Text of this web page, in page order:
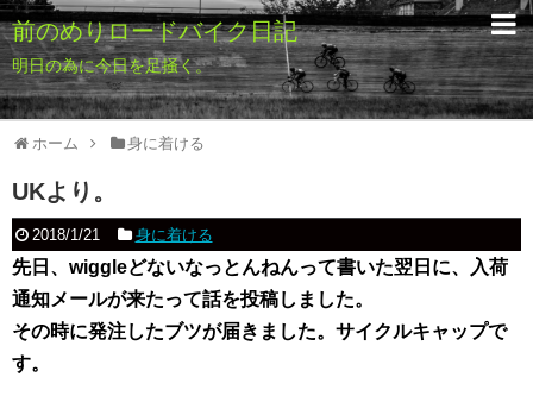
前のめりロードバイク日記
明日の為に今日を足掻く。
ホーム 身に着ける
UKより。
2018/1/21 身に着ける
先日、wiggleどないなっとんねんって書いた翌日に、入荷
通知メールが来たって話を投稿しました。
その時に発注したブツが届きました。サイクルキャップで
す。